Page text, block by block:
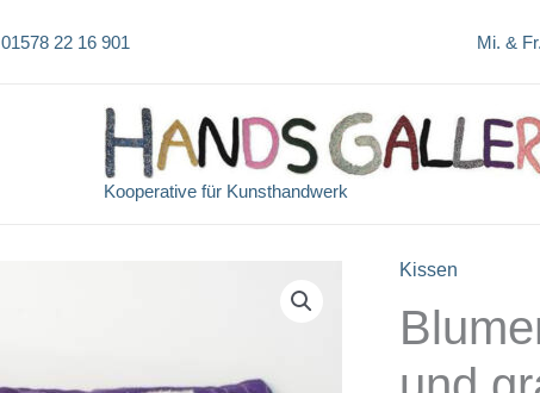
01578 22 16 901 Mi. &
Kooperative für Kunsthandwerk
Kissen